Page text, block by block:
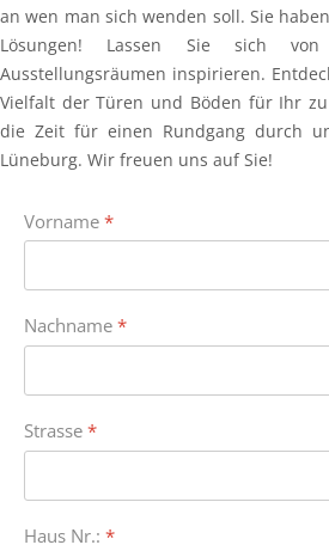
an wen man sich wenden soll. Sie
Lösungen! Lassen Sie sich von
Ausstellungsräumen inspirieren.
Vielfalt der Türen und Böden für Ihr
die Zeit für einen Rundgang durch
Lüneburg. Wir freuen uns auf Sie!
Vorname *
Nachname *
Strasse *
Haus Nr.: *